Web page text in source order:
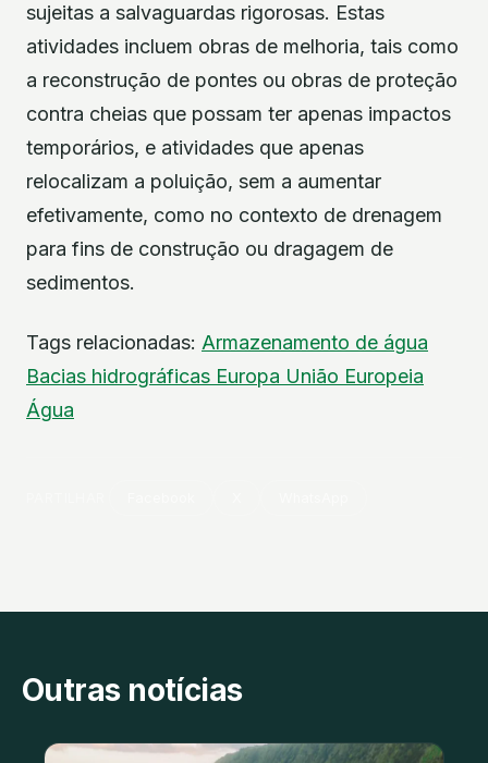
sujeitas a salvaguardas rigorosas. Estas
atividades incluem obras de melhoria, tais como
a reconstrução de pontes ou obras de proteção
contra cheias que possam ter apenas impactos
temporários, e atividades que apenas
relocalizam a poluição, sem a aumentar
efetivamente, como no contexto de drenagem
para fins de construção ou dragagem de
sedimentos.
Tags relacionadas: Armazenamento de água
Bacias hidrográficas Europa União Europeia
Água
Outras notícias